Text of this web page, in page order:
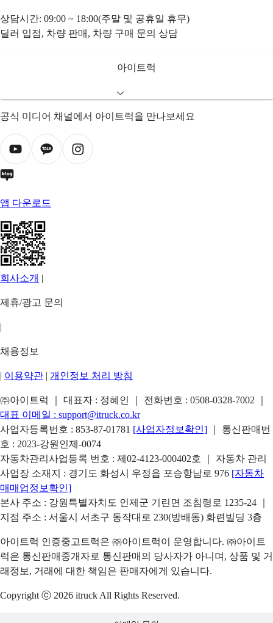
상담시간: 09:00 ~ 18:00(주말 및 공휴일 휴무)
딜러 입점, 차량 판매, 차량 구매 문의 상담
아이트럭
공식 미디어 채널에서 아이트럭을 만나보세요
앱 다운로드
회사소개 |
제휴/광고 문의
|
채용정보
| 이용약관 | 개인정보 처리 방침
㈜아이트럭 ｜ 대표자 : 정혜인 ｜ 전화번호 : 0508-0328-7002
대표 이메일 : support@itruck.co.kr
사업자등록번호 : 853-87-01781 [사업자정보확인]
｜ 통신판매번
호 : 2023-강원인제-0074
자동차관리사업등록 번호 : 제02-4123-000402호 ｜ 자동차 관리
사업장 소재지 : 경기도 화성시 우정읍 포승항남로 976 [자동차
매매업정보확인]
본사 주소 : 강원특별자치도 인제군 기린면 조침령로 1235-24 ｜
지점 주소 : 서울시 서초구 동작대로 230(방배동) 화련빌딩 3층
아이트럭 인증중고트럭은 ㈜아이트럭이 운영합니다. ㈜아이트
럭은 통신판매중개자로 통신판매의 당사자가 아니며, 상품 및 거
래정보, 거래에 대한 책임은 판매자에게 있습니다.
Copyright ⓒ 2026 itruck All Rights Reserved.